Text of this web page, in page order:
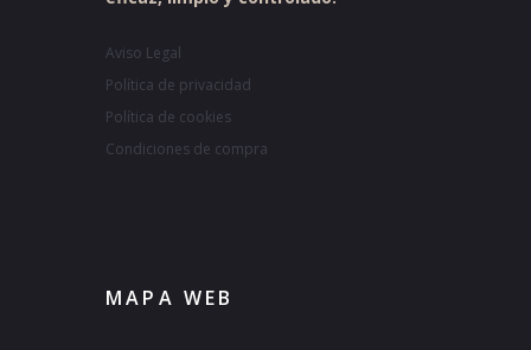
Aviso Legal
Política de privacidad
Política de cookies
Condiciones de compra
MAPA WEB